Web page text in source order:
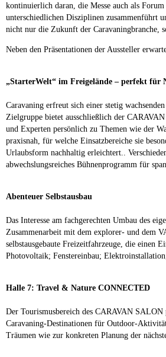
kontinuierlich daran, die Messe auch als
unterschiedlichen Disziplinen zusammenführt
nicht nur die Zukunft der Caravaningbranche,
Neben den Präsentationen der Aussteller
„StarterWelt“ im Freigelände – perfekt für
Caravaning erfreut sich einer stetig
Zielgruppe bietet ausschließlich der
und Experten persönlich zu Themen wie der
praxisnah, für welche Einsatzbereiche sie
Urlaubsform nachhaltig erleichtert..
abwechslungsreiches Bühnenprogramm für
Abenteuer Selbstausbau
Das Interesse am fachgerechten Umbau des
Zusammenarbeit mit dem explorer- und dem
selbstausgebaute Freizeitfahrzeuge, die einen
Photovoltaik; Fenstereinbau;
Halle 7: Travel & Nature CONNECTED
Der Tourismusbereich des CARAVAN
Caravaning-Destinationen für Outdoor-
Träumen wie zur konkreten Planung der